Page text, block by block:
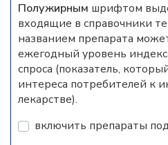
Полужирным шрифтом
входящие в справочники
названием препарата
ежегодный уровень
спроса (показатель,
интереса потребителей к
лекарстве).
включить препараты